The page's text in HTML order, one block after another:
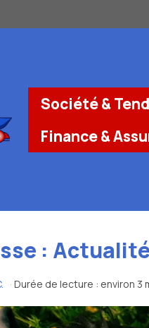
Société &
Finance &
:
· Durée de lecture : environ 3